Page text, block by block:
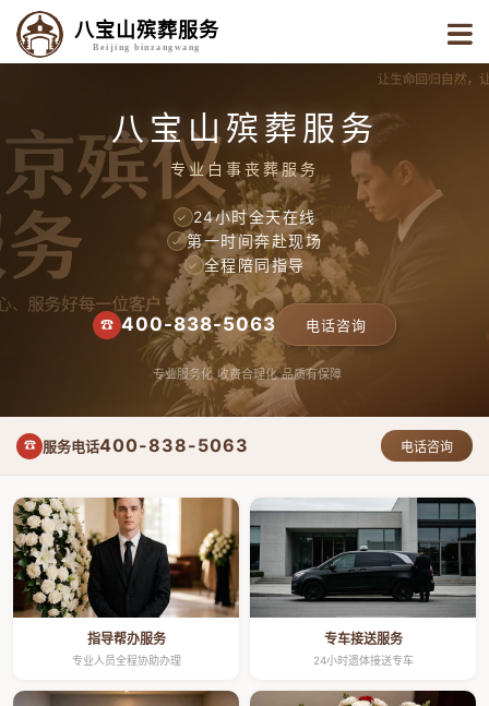
八宝山殡葬服务
Beijing binzangwang
八宝山殡葬服务
专业白事丧葬服务
✓ 24小时全天在线
✓ 第一时间奔赴现场
✓ 全程陪同指导
☎ 400-838-5063 电话咨询
专业服务化 收费合理化 品质有保障
☎ 服务电话400-838-5063 电话咨询
指导帮办服务
专业人员全程协助办理
专车接送服务
24小时遗体接送专车